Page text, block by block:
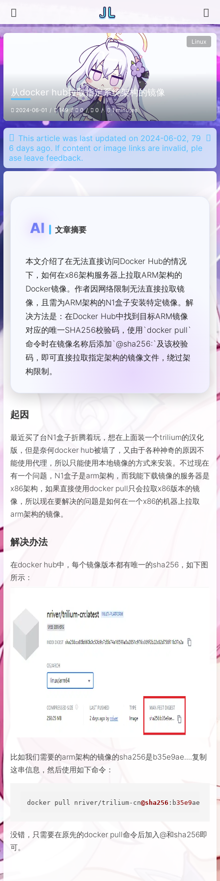
Linux
从docker hub拉取指定系统架构的镜像
2024-06-01 149 0 0 1 minutes
This article was last updated on 2024-06-02, 79
6 days ago. If content or image links are invalid, ple
ase leave feedback.
AI 文章摘要
本文介绍了在无法直接访问Docker Hub的情况
下，如何在x86架构服务器上拉取ARM架构的
Docker镜像。作者因网络限制无法直接拉取镜
像，且需为ARM架构的N1盒子安装特定镜像。解
决方法是：在Docker Hub中找到目标ARM镜像
对应的唯一SHA256校验码，使用`docker pull`
命令时在镜像名称后添加`@sha256:`及该校验
码，即可直接拉取指定架构的镜像文件，绕过架
构限制。
起因
最近买了台N1盒子折腾着玩，想在上面装一个trilium的汉化
版，但是奈何docker hub被墙了，又由于各种神奇的原因不
能使用代理，所以只能使用本地镜像的方式来安装。不过现在
有一个问题，N1盒子是arm架构，而我能下载镜像的服务器是
x86架构，如果直接使用docker pull只会拉取x86版本的镜
像，所以现在要解决的问题是如何在一个x86的机器上拉取
arm架构的镜像。
解决办法
在docker hub中，每个镜像版本都有唯一的sha256，如下图
所示：
比如我们需要的arm架构的镜像的sha256是b35e9ae....复制
这串信息，然后使用如下命令：
docker pull nriver/trilium-cn@sha256 :b35e9aedf
没错，只需要在原先的docker pull命令后加入@和sha256即
可。